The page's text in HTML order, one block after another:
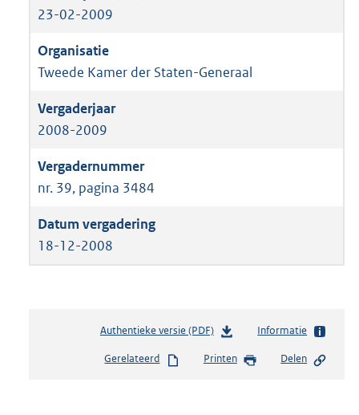
23-02-2009
Tweede Kamer der Staten-Generaal
2008-2009
nr. 39, pagina 3484
18-12-2008
Authentieke versie (PDF)b
s
Informatie
Gerelateerd Printen Delen